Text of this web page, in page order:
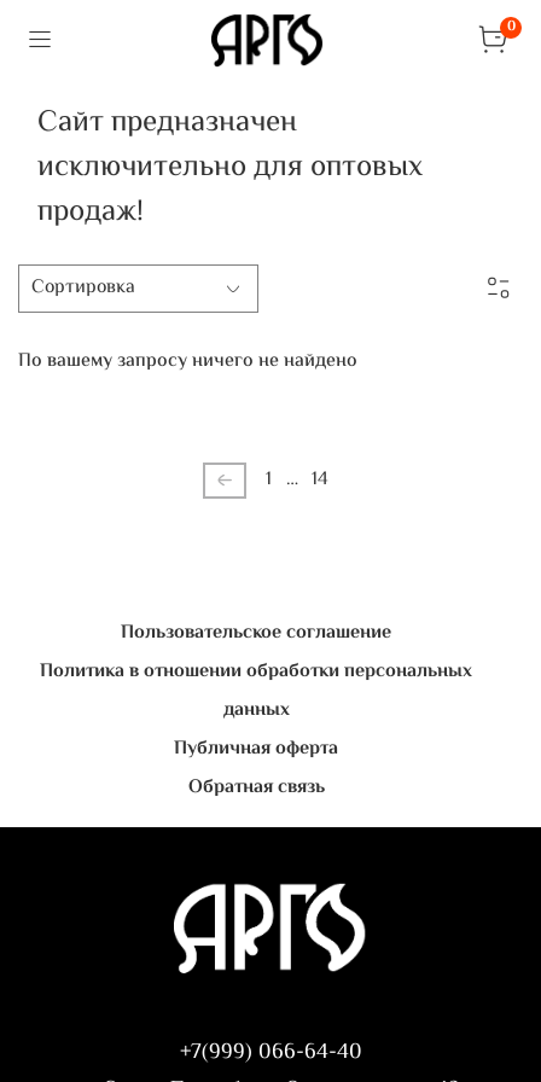
0
Сайт предназначен
исключительно для оптовых
продаж!
По вашему запросу ничего не найдено
1 … 14
Пользовательское соглашение
Политика в отношении обработки персональных
данных
Публичная оферта
Обратная связь
+7(999) 066-64-40